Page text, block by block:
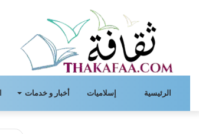
الرئيسية إسلاميات أخبار و خدمات